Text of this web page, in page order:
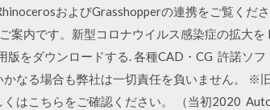
およびGrasshopperの連携をご覧くだ
案内です。新型コロナウイルス感染症の拡大を
をダウンロードする. 各種CAD・CG 許諾ソ
なる場合も弊社は一切責任を負いません。 ※
はこちらをご確認ください。 （当初2020